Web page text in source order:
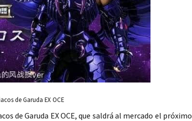
de Garuda EX OCE
de Garuda EX OCE, que saldrá al mercado el próximo